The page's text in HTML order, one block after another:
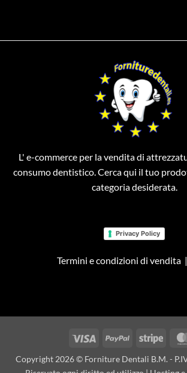
L' e-commerce per la vendita di
consumo dentistico. Cerca qui il tuo
categoria desiderata.
Privacy Policy
Termini e condizioni di vendita|
Visa PayPal Stripe
Copyright 2026 © Forniture Dentali B.M. -